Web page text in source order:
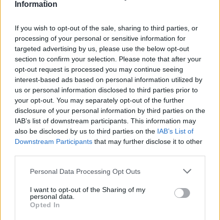
Information
If you wish to opt-out of the sale, sharing to third parties, or
processing of your personal or sensitive information for
targeted advertising by us, please use the below opt-out
section to confirm your selection. Please note that after your
opt-out request is processed you may continue seeing
interest-based ads based on personal information utilized by
us or personal information disclosed to third parties prior to
your opt-out. You may separately opt-out of the further
disclosure of your personal information by third parties on the
IAB’s list of downstream participants. This information may
also be disclosed by us to third parties on the IAB’s List of
Downstream Participants that may further disclose it to other
Personal Data Processing Opt Outs
I want to opt-out of the Sharing of my
personal data.
Opted In
διεξάγεται για συμφέροντα αλλότρια.
Είναι ο Ζελένσκι που γυρνάει από χώρα σε χώρα,
παρακαλώντας για νέα δαπανηρά εξοπλιστικά
προγράμματα.
Επιστέγασμα αυτής της σταδιακής συλλογικής
δυτικής απόσυρσης από την Ουκρανία αποτέλεσαν
τα γεγονότα της 7ης Οκτωβρίου στη Γάζα και
γύρω απ’ αυτήν και η πρωτοφανής έξαρση της
γενοκτονικής επίθεσης του Ισραήλ εναντίον των
Παλαιστινίων.
Έτσι, ο Ζελένσκι αναγκάστηκε να μάθει με το
σκληρό τρόπο ότι φίλη των ΗΠΑ η Ουκρανία,
φίλτατο όμως το Ισραήλ.